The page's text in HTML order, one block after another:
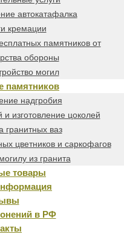
автокатафалка
кремации
памятников от
обороны
могил
памятников
надгробия
и изготовление цоколей
гранитных ваз
цветников и саркофагов
из гранита
товары
в РФ